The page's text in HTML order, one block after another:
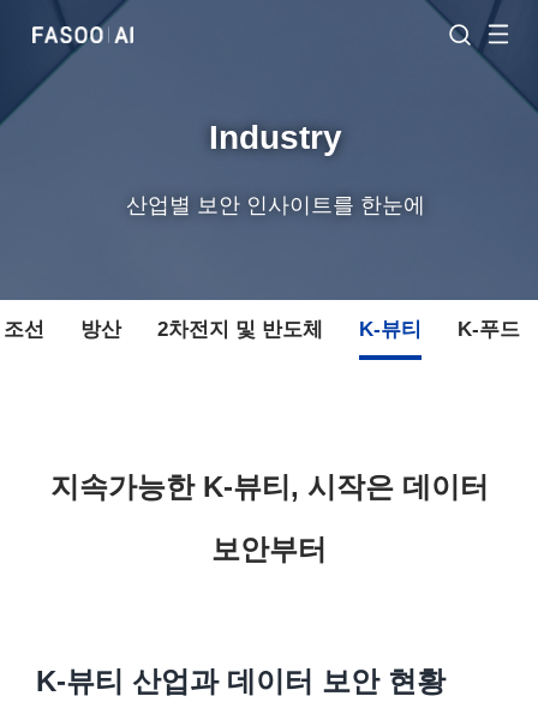
Industry
산업별 보안 인사이트를 한눈에
조선 방산 2차전지 및 반도체 K-뷰티 K-푸드
지속가능한 K-뷰티, 시작은 데이터
보안부터
K-뷰티 산업과 데이터 보안 현황